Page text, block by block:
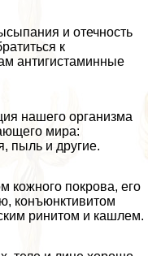
и отечность
к
антигистаминные
нашего организма
мира:
пыль и другие.
кожного покрова, его
конъюнктивитом
ринитом и кашлем.